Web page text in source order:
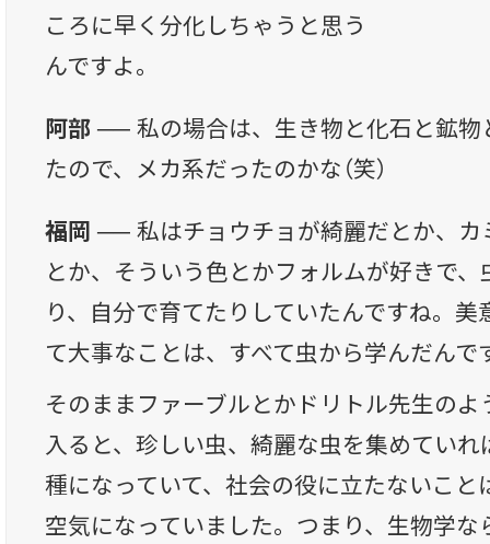
ころに早く分化しちゃうと思う
んですよ。
阿部 ── 私の場合は、生き物と化石と鉱
たので、メカ系だったのかな（笑）
福岡 ── 私はチョウチョが綺麗だとか、
とか、そういう色とかフォルムが好きで
り、自分で育てたりしていたんですね。
て大事なことは、すべて虫から学んだんで
そのままファーブルとかドリトル先生の
入ると、珍しい虫、綺麗な虫を集めてい
種になっていて、社会の役に立たないこと
空気になっていました。つまり、生物学